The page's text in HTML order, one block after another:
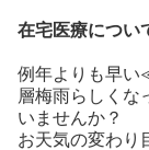
在宅医療につい
例年よりも早
層梅雨らしくな
いませんか？
お天気の変わり